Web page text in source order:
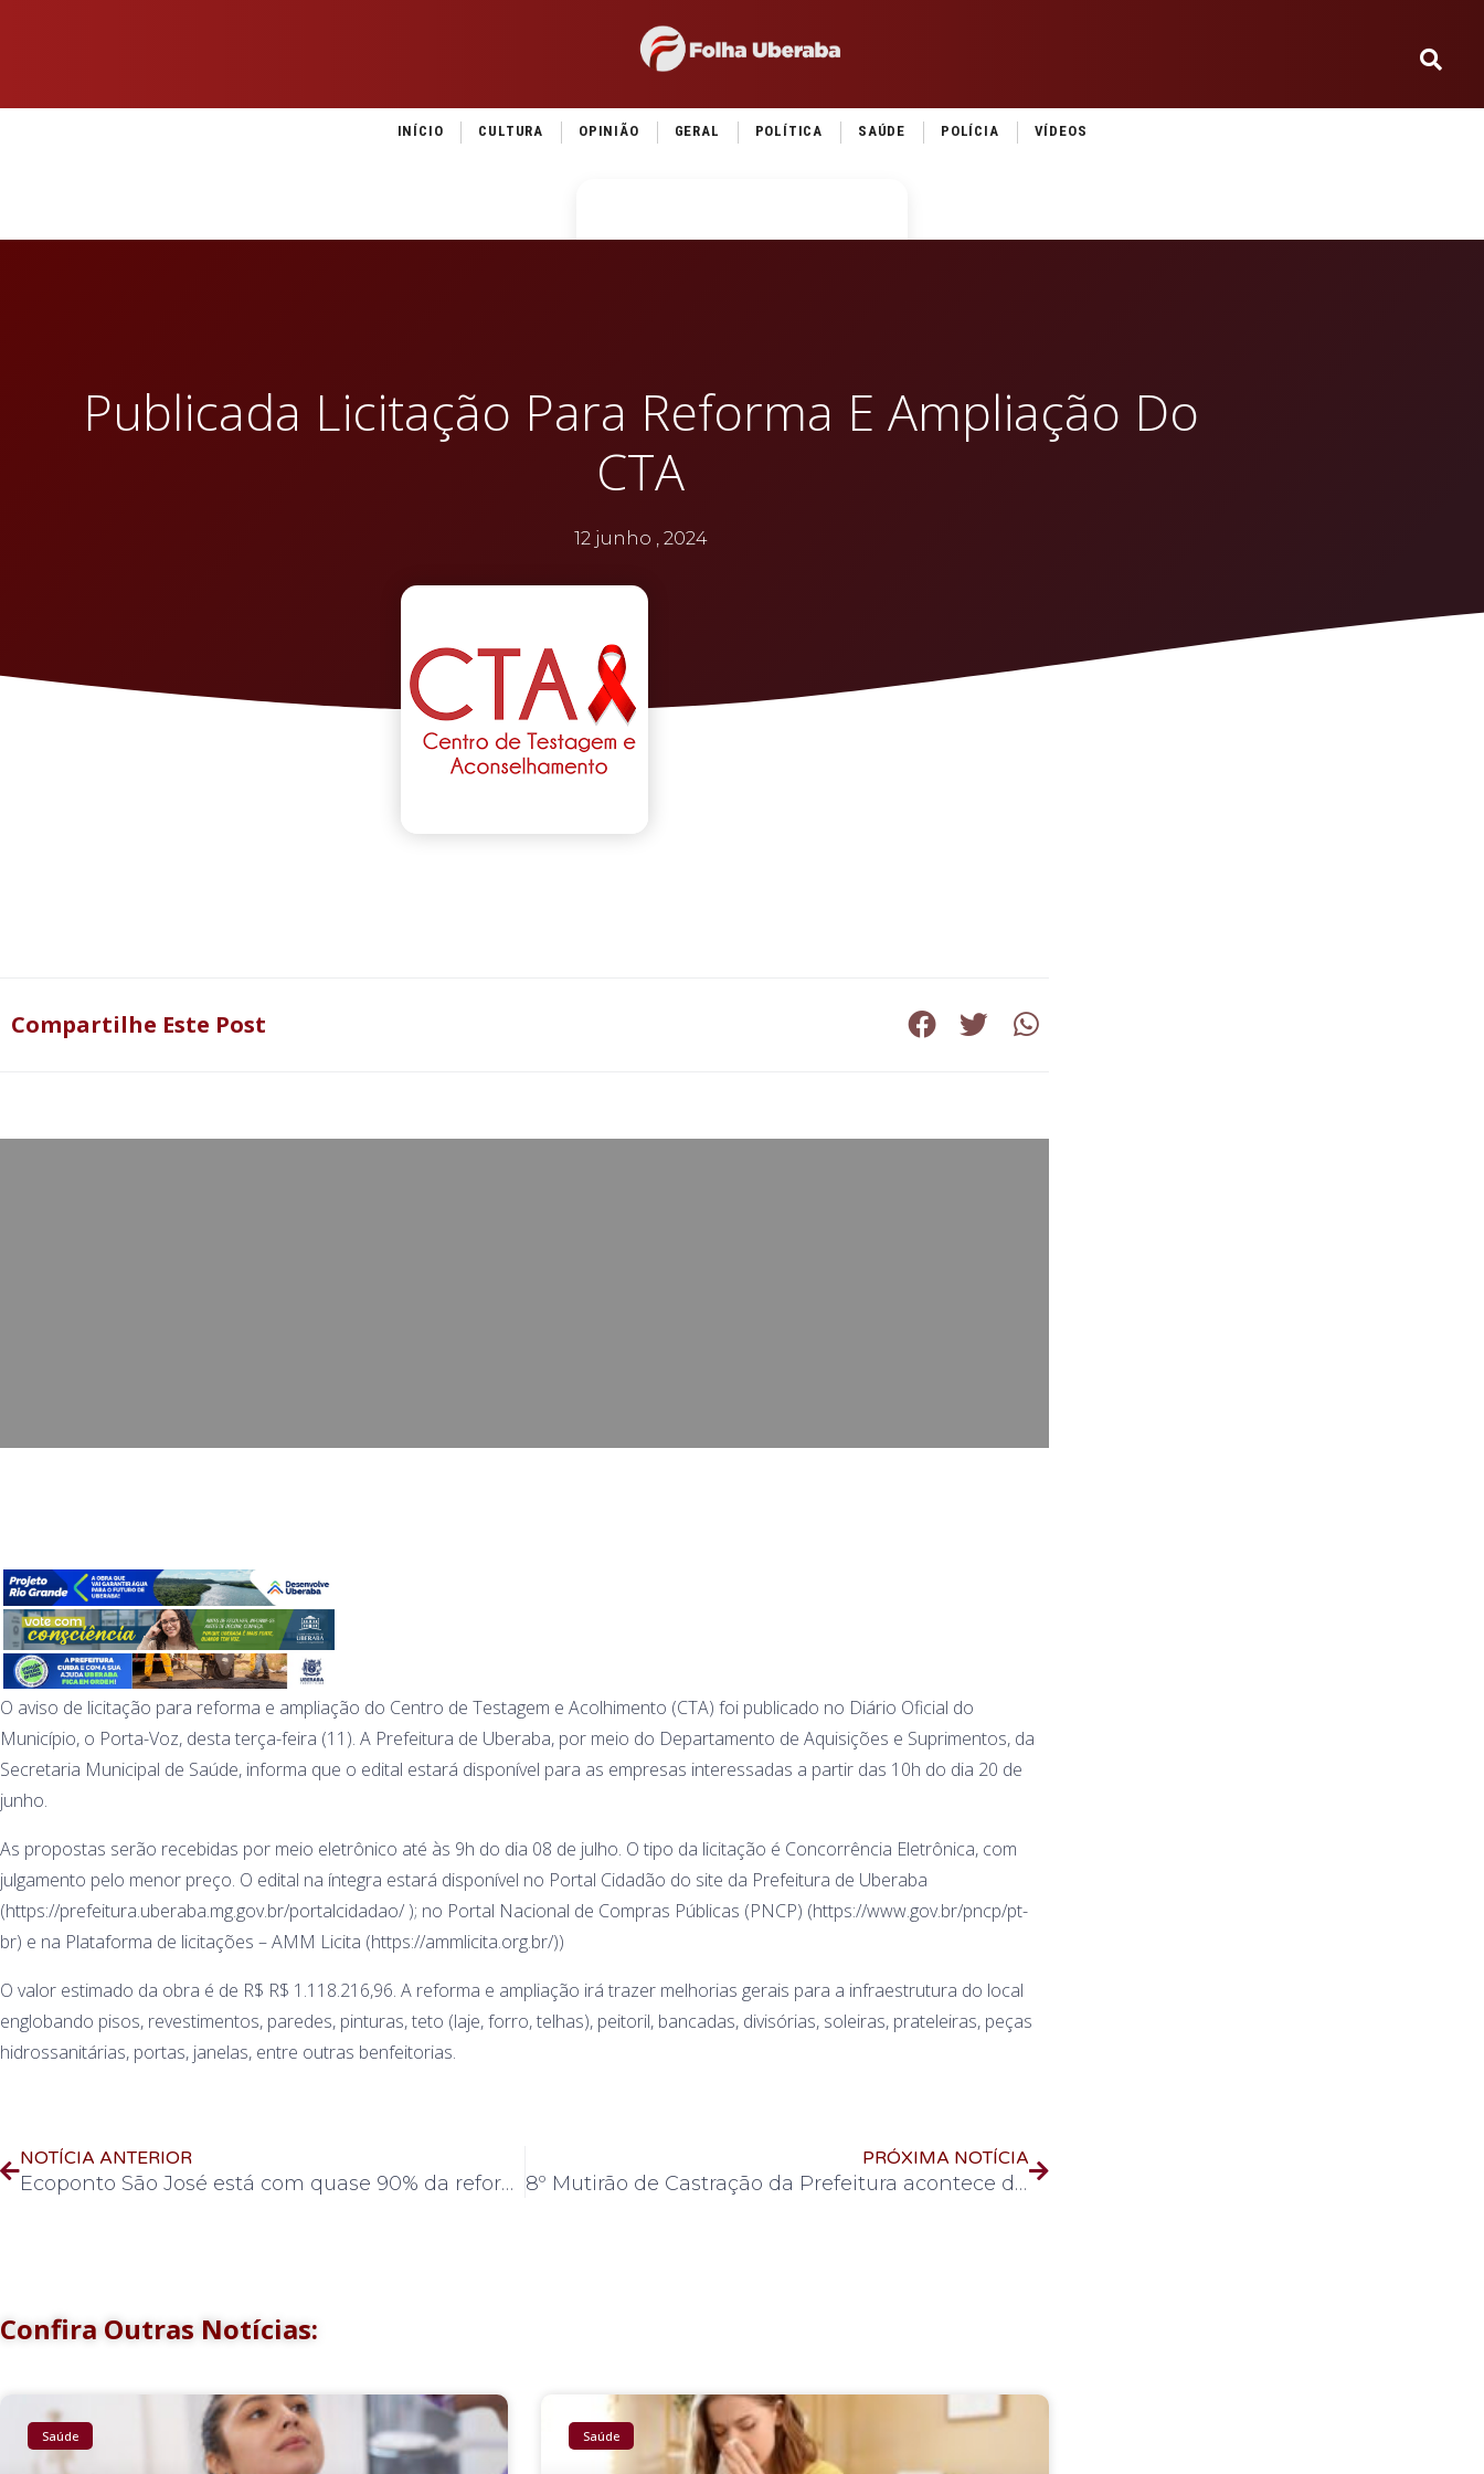
INÍCIO CULTURA OPINIÃO GERAL POLÍTICA SAÚDE POLÍCIA VÍDEOS
Publicada Licitação Para Reforma E Ampliação Do
CTA
12 junho , 2024
Compartilhe Este Post
O aviso de licitação para reforma e ampliação do Centro de Testagem e Acolhimento (CTA) foi publicado no Diário Oficial do
Município, o Porta-Voz, desta terça-feira (11). A Prefeitura de Uberaba, por meio do Departamento de Aquisições e Suprimentos, da
Secretaria Municipal de Saúde, informa que o edital estará disponível para as empresas interessadas a partir das 10h do dia 20 de
junho.
As propostas serão recebidas por meio eletrônico até às 9h do dia 08 de julho. O tipo da licitação é Concorrência Eletrônica, com
julgamento pelo menor preço. O edital na íntegra estará disponível no Portal Cidadão do site da Prefeitura de Uberaba
(https://prefeitura.uberaba.mg.gov.br/portalcidadao/ ); no Portal Nacional de Compras Públicas (PNCP) (https://www.gov.br/pncp/pt-
br) e na Plataforma de licitações – AMM Licita (https://ammlicita.org.br/))
O valor estimado da obra é de R$ R$ 1.118.216,96. A reforma e ampliação irá trazer melhorias gerais para a infraestrutura do local
englobando pisos, revestimentos, paredes, pinturas, teto (laje, forro, telhas), peitoril, bancadas, divisórias, soleiras, prateleiras, peças
hidrossanitárias, portas, janelas, entre outras benfeitorias.
NOTÍCIA ANTERIOR
Ecoponto São José está com quase 90% da reforma executada
PRÓXIMA NOTÍCIA
8º Mutirão de Castração da Prefeitura acontece de 17 a 27 de junho em Uberaba
Confira Outras Notícias:
Saúde Saúde